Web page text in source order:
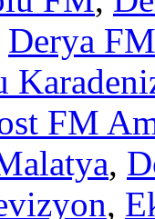
Derya FM
FM
,
,